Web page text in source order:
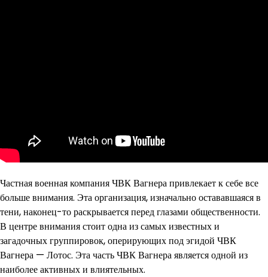
Частная военная компания ЧВК Вагнера привлекает к себе все
больше внимания. Эта организация, изначально остававшаяся в
тени, наконец-то раскрывается перед глазами общественности.
В центре внимания стоит одна из самых известных и
загадочных группировок, оперирующих под эгидой ЧВК
Вагнера — Лотос. Эта часть ЧВК Вагнера является одной из
наиболее активных и влиятельных.